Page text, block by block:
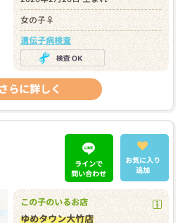
女の子♀
遺伝子病検査
さらに詳しく
ラインで
問い合わせ
お気に入り
追加
この子のいるお店
ゆめタウン大竹店